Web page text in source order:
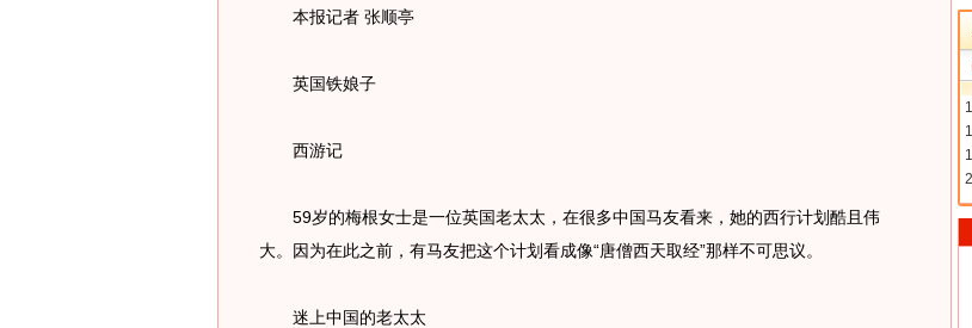
本报记者 张顺亭
英国铁娘子
西游记
59岁的梅根女士是一位英国老太太，在很多中国马友看来，她的西行计划酷且伟
大。因为在此之前，有马友把这个计划看成像“唐僧西天取经”那样不可思议。
迷上中国的老太太